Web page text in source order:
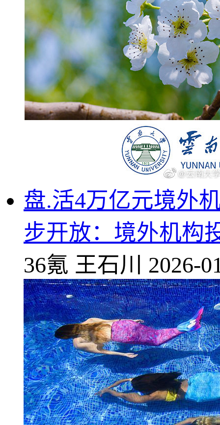
盘.活4万亿元境外
步开放：境外机构
36氪 王石川 2026-